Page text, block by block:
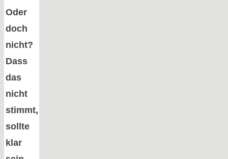
Oder
doch
nicht?
Dass
das
nicht
stimmt,
sollte
klar